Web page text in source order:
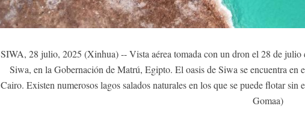
SIWA, 28 julio, 2025 (Xinhua) -- Vista aérea tomada con un dron el 28 de julio
Siwa, en la Gobernación de Matrú, Egipto. El oasis de Siwa se encuentra
Cairo. Existen numerosos lagos salados naturales en los que se puede flotar
Gomaa)